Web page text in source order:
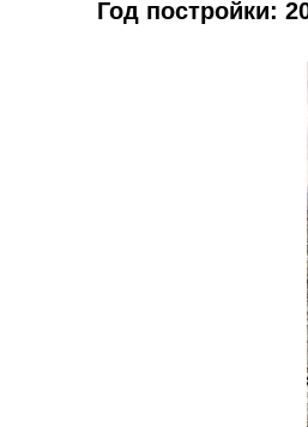
Год постройки: